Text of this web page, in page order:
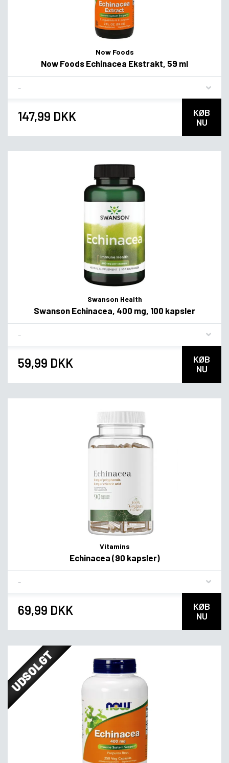
Now Foods
Now Foods Echinacea Ekstrakt, 59 ml
147,99 DKK
KØB
NU
Swanson Health
Swanson Echinacea, 400 mg, 100 kapsler
59,99 DKK
KØB
NU
Vitamins
Echinacea (90 kapsler)
69,99 DKK
KØB
NU
UDSOLGT